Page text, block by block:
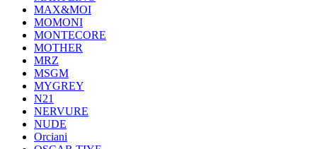
MAX&MOI
MOMONI
MONTECORE
MOTHER
MRZ
MSGM
MYGREY
N21
NERVURE
NUDE
Orciani